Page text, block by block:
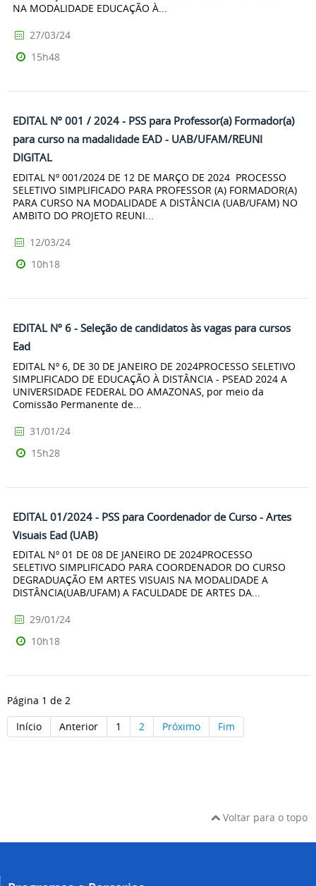
NA MODALIDADE EDUCAÇÃO À...
27/03/24
15h48
EDITAL Nº 001 / 2024 - PSS para Professor(a) Formador(a)
para curso na madalidade EAD - UAB/UFAM/REUNI
DIGITAL
EDITAL Nº 001/2024 DE 12 DE MARÇO DE 2024 PROCESSO
SELETIVO SIMPLIFICADO PARA PROFESSOR (A) FORMADOR(A)
PARA CURSO NA MODALIDADE A DISTÂNCIA (UAB/UFAM) NO
AMBITO DO PROJETO REUNI...
12/03/24
10h18
EDITAL Nº 6 - Seleção de candidatos às vagas para cursos
Ead
EDITAL Nº 6, DE 30 DE JANEIRO DE 2024PROCESSO SELETIVO
SIMPLIFICADO DE EDUCAÇÃO À DISTÂNCIA - PSEAD 2024 A
UNIVERSIDADE FEDERAL DO AMAZONAS, por meio da
Comissão Permanente de...
31/01/24
15h28
EDITAL 01/2024 - PSS para Coordenador de Curso - Artes
Visuais Ead (UAB)
EDITAL Nº 01 DE 08 DE JANEIRO DE 2024PROCESSO
SELETIVO SIMPLIFICADO PARA COORDENADOR DO CURSO
DEGRADUAÇÃO EM ARTES VISUAIS NA MODALIDADE A
DISTÂNCIA(UAB/UFAM) A FACULDADE DE ARTES DA...
29/01/24
10h18
Página 1 de 2
Início
Anterior 1 2 Próximo Fim
Voltar para o topo